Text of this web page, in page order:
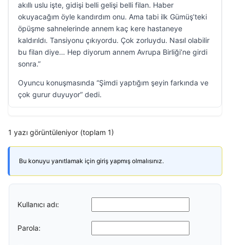
akıllı uslu işte, gidişi belli gelişi belli filan. Haber
okuyacağım öyle kandırdım onu. Ama tabi ilk Gümüş’teki
öpüşme sahnelerinde annem kaç kere hastaneye
kaldırıldı. Tansiyonu çıkıyordu. Çok zorluydu. Nasıl olabilir
bu filan diye… Hep diyorum annem Avrupa Birliği’ne girdi
sonra.”
Oyuncu konuşmasında “Şimdi yaptığım şeyin farkında ve
çok gurur duyuyor” dedi.
1 yazı görüntüleniyor (toplam 1)
Bu konuyu yanıtlamak için giriş yapmış olmalısınız.
Kullanıcı adı:
Parola: